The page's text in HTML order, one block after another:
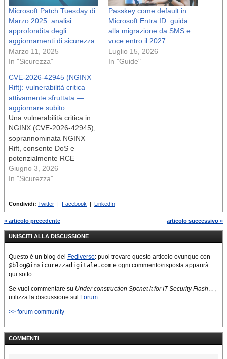
Microsoft Patch Tuesday di
Marzo 2025: analisi
approfondita degli
aggiornamenti di sicurezza
Marzo 11, 2025
In "Sicurezza"
Passkey come default in
Microsoft Entra ID: guida
alla migrazione da SMS e
voce entro il 2027
Luglio 15, 2026
In "Guide"
CVE-2026-42945 (NGINX
Rift): vulnerabilità critica
attivamente sfruttata —
aggiornare subito
Una vulnerabilità critica in
NGINX (CVE-2026-42945),
soprannominata NGINX
Rift, consente DoS e
potenzialmente RCE
tramite richieste HTTP
artigianali. È attivamente
verificare l'esposizione e
applicare le patch.
Giugno 3, 2026
In "Sicurezza"
Condividi: Twitter | Facebook | LinkedIn
« articolo precedente articolo successivo »
UNISCITI ALLA DISCUSSIONE
Questo è un blog del Fediverso: puoi trovare questo articolo ovunque con
@blog@insicurezzadigitale.com e ogni commento/risposta apparirà
qui sotto.
Se vuoi commentare su Under construction Spcnet it for IT Security Flash… ,
utilizza la discussione sul
Forum.
>> forum community
COMMENTI